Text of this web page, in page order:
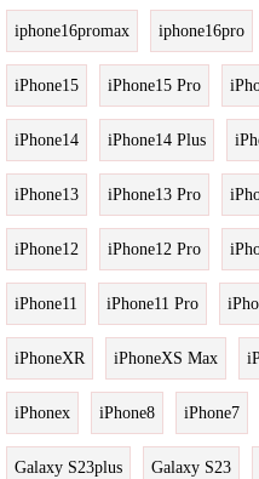
iphone16promax iphone16pro
iPhone15 iPhone15 Pro
iPhone14 iPhone14 Plus
iPhone13 iPhone13 Pro
iPhone12 iPhone12 Pro
iPhone11 iPhone11 Pro
iPhoneXR iPhoneXS Max
iPhonex iPhone8 iPhone7
Galaxy S23plus Galaxy S23